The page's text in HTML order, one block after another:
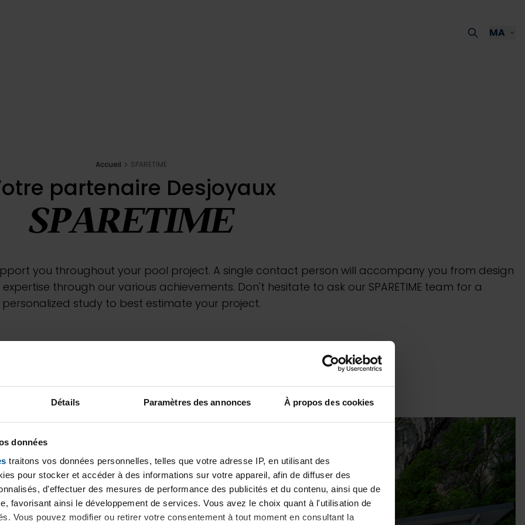
Détails Paramètres des annonces À propos des cookies
données
traitons vos données personnelles, telles que votre adresse IP, en utilisant des
pour stocker et accéder à des informations sur votre appareil, afin de diffuser des
d'effectuer des mesures de performance des publicités et du contenu, ainsi que de
favorisant ainsi le développement de services. Vous avez le choix quant à l'utilisation de
Vous pouvez modifier ou retirer votre consentement à tout moment en consultant la
MA
Accueil SPARETIME
partenaire Desjoyaux
SPARETIME
you throughout your pool project. A single contact person will accompany you from design
through our various achievements. Don't hesitate to ask our SPARETIME team for a
personalized study to best estimate your project.
38500